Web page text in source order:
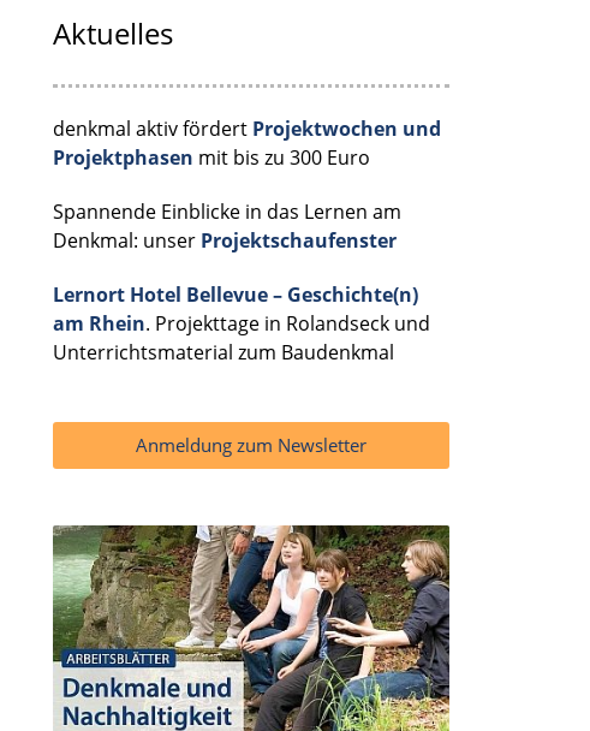
Aktuelles
denkmal aktiv fördert Projektwochen und
Projektphasen mit bis zu 300 Euro
Spannende Einblicke in das Lernen am
Denkmal: unser Projektschaufenster
Lernort Hotel Bellevue – Geschichte(n)
am Rhein. Projekttage in Rolandseck und
Unterrichtsmaterial zum Baudenkmal
Anmeldung zum Newsletter